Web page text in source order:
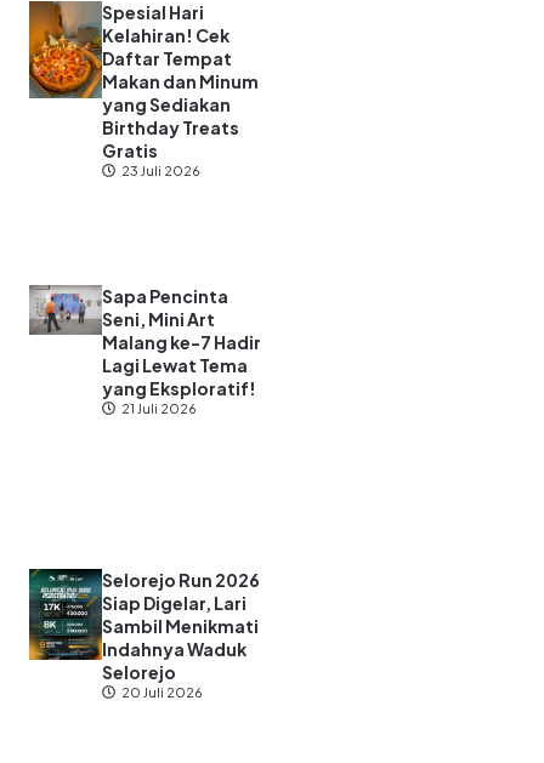
Spesial Hari
Kelahiran! Cek
Daftar Tempat
Makan dan Minum
yang Sediakan
Birthday Treats
Gratis
23 Juli 2026
Sapa Pencinta
Seni, Mini Art
Malang ke-7 Hadir
Lagi Lewat Tema
yang Eksploratif!
21 Juli 2026
Selorejo Run 2026
Siap Digelar, Lari
Sambil Menikmati
Indahnya Waduk
Selorejo
20 Juli 2026